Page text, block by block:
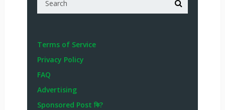
Terms of Service
Privacy Policy
FAQ
Advertising
Sponsored Post কি?